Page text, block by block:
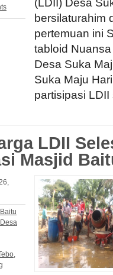
bersilaturahim
pertemuan ini
tabloid
Desa Suka
Suka Maju
partisipasi
LDII
Masjid
Baitu
Desa